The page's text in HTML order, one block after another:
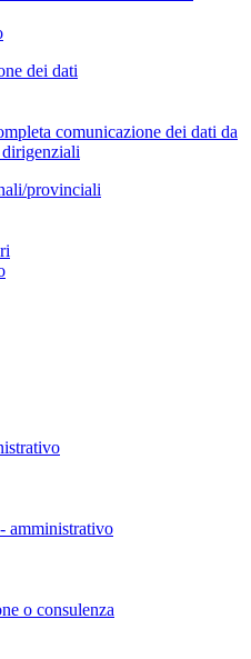
dei dati
comunicazione dei dati da
provinciali
amministrativo
o consulenza